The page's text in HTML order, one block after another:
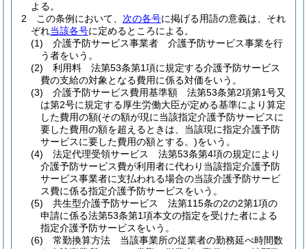
よる。
2
この条例において、 次の各号に掲げる用語の意義は、それ
ぞれ当該各号に定めるところによる。
(1)
介護予防サービス事業者 介護予防サービス事業を行
う者をいう。
(2)
利用料 法第53条第1項に規定する介護予防サービス
費の支給の対象となる費用に係る対価をいう。
(3)
介護予防サービス費用基準額 法第53条第2項第1号又
は第2号に規定する厚生労働大臣が定める基準により算定
した費用の額(その額が現に当該指定介護予防サービスに
要した費用の額を超えるときは、当該現に指定介護予防
サービスに要した費用の額とする。)をいう。
(4)
法定代理受領サービス 法第53条第4項の規定により
介護予防サービス費が利用者に代わり当該指定介護予防
サービス事業者に支払われる場合の当該介護予防サービ
ス費に係る指定介護予防サービスをいう。
(5)
共生型介護予防サービス 法第115条の2の2第1項の
申請に係る法第53条第1項本文の指定を受けた者による
指定介護予防サービスをいう。
(6)
常勤換算方法 当該事業所の従業者の勤務延べ時間数